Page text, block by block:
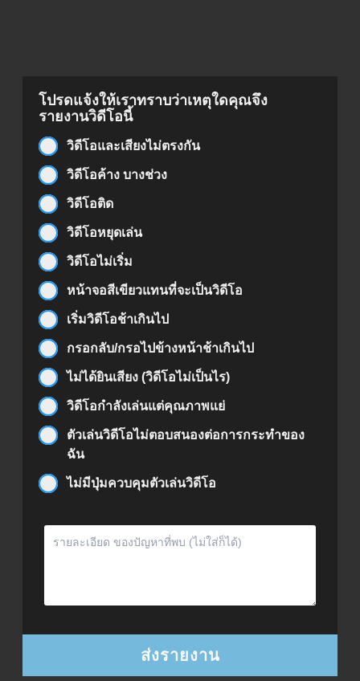
โปรดแจ้งให้เราทราบว่าเหตุใดคุณจึง
รายงานวิดีโอนี้
วิดีโอและเสียงไม่ตรงกัน
วิดีโอค้าง บางช่วง
วิดีโอติด
วิดีโอหยุดเล่น
วิดีโอไม่เริ่ม
หน้าจอสีเขียวแทนที่จะเป็นวิดีโอ
เริ่มวิดีโอช้าเกินไป
กรอกลับ/กรอไปข้างหน้าช้าเกินไป
ไม่ได้ยินเสียง (วิดีโอไม่เป็นไร)
วิดีโอกำลังเล่นแต่คุณภาพแย่
ตัวเล่นวิดีโอไม่ตอบสนองต่อการกระทำของ
ฉัน
ไม่มีปุ่มควบคุมตัวเล่นวิดีโอ